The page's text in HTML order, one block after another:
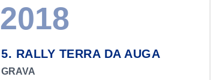
2018
5. RALLY TERRA DA AUGA
GRAVA